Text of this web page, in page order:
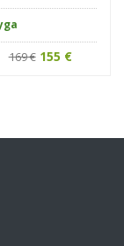
169 € 155 €